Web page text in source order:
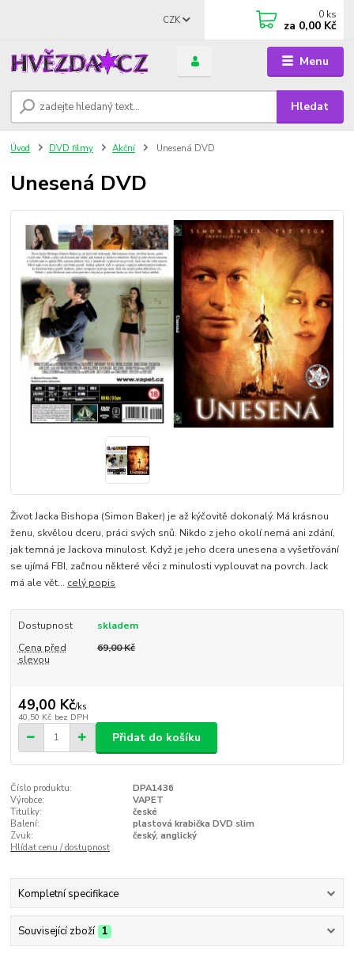
Menu
CZK
Hledat
0 ks
za 0,00 Kč
Úvod DVD filmy Akční Unesená DVD
Unesená DVD
Život Jacka Bishopa (Simon Baker) je až kýčovitě dokonalý. Má krásnou
ženu, skvělou dceru, práci svých snů. Nikdo z jeho okolí nemá ani zdání,
jak temná je Jackova minulost. Když je jeho dcera unesena a vyšetřování
se ujímá FBI, začnou některé věci z minulosti vyplouvat na povrch. Jack
má ale vět... celý popis
Dostupnost
skladem
Cena před
slevou
69,00 Kč
49,00 Kč/ks
40,50 Kč bez DPH
Přidat do košíku
Číslo produktu:
DPA1436
Výrobce:
VAPET
Titulky:
české
Balení:
plastová krabička DVD slim
Zvuk:
český, anglický
Hlídat cenu / dostupnost
Kompletní specifikace
Související zboží 1